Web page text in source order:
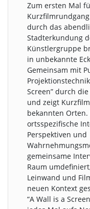
Zum ersten Mal
durch das
Stadterkundung
Künstlergruppe
in unbekannte
Gemeinsam mit
Screen” durch
und zeigt
bekannten
ortsspezifische
Perspektiven und
gemeinsame
Raum
Leinwand und
neuen Kontext
“A Wall is a